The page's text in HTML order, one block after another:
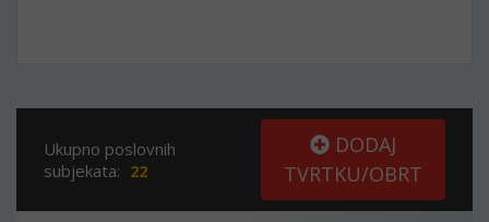
Ukupno poslovnih
subjekata: 22
DODAJ
TVRTKU/OBRT